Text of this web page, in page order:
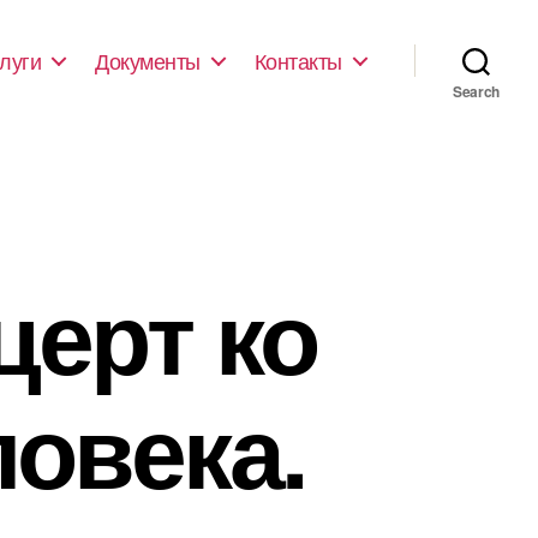
Документы Контакты
Search
ко